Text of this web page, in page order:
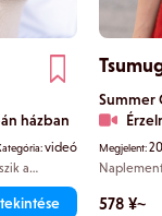
házban
videó
a
által
a
Summer
Megjelent:
egy
Ruhája
578 ¥~